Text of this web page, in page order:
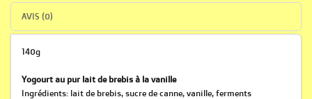
AVIS (0)
140g
Yogourt au pur lait de brebis à la vanille
Ingrédients: lait de brebis, sucre de canne, vanille, ferments